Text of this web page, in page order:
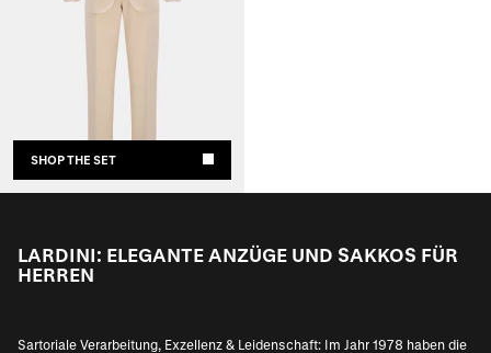
SHOP THE SET
LARDINI: ELEGANTE ANZÜGE UND SAKKOS FÜR
HERREN
Sartoriale Verarbeitung, Exzellenz & Leidenschaft: Im Jahr 1978 haben die